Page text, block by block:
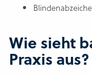
Wie sieht
Praxis aus?